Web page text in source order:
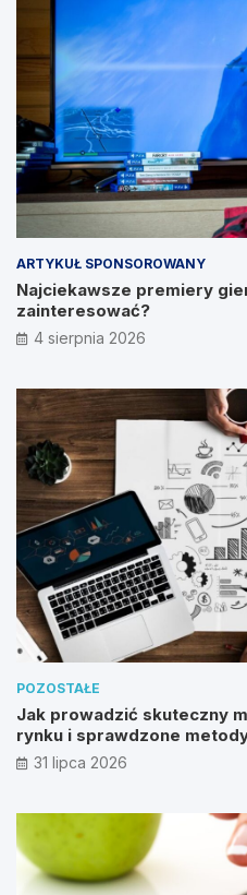
ARTYKUŁ SPONSOROWANY
Najciekawsze premiery
zainteresować?
4 sierpnia 2026
POZOSTAŁE
Jak prowadzić skuteczny
rynku i sprawdzone
31 lipca 2026